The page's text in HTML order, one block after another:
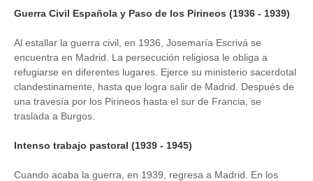
Guerra Civil Española y Paso de los Pirineos (1936 - 1939)
Al estallar la guerra civil, en 1936, Josemaría Escrivá se
encuentra en Madrid. La persecución religiosa le obliga a
refugiarse en diferentes lugares. Ejerce su ministerio sacerdotal
clandestinamente, hasta que logra salir de Madrid. Después de
una travesía por los Pirineos hasta el sur de Francia, se
traslada a Burgos.
Intenso trabajo pastoral (1939 - 1945)
Cuando acaba la guerra, en 1939, regresa a Madrid. En los